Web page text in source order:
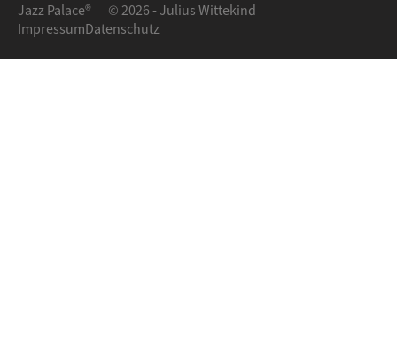
Jazz Palace®
© 2026 - Julius Wittekind
ImpressumDatenschutz